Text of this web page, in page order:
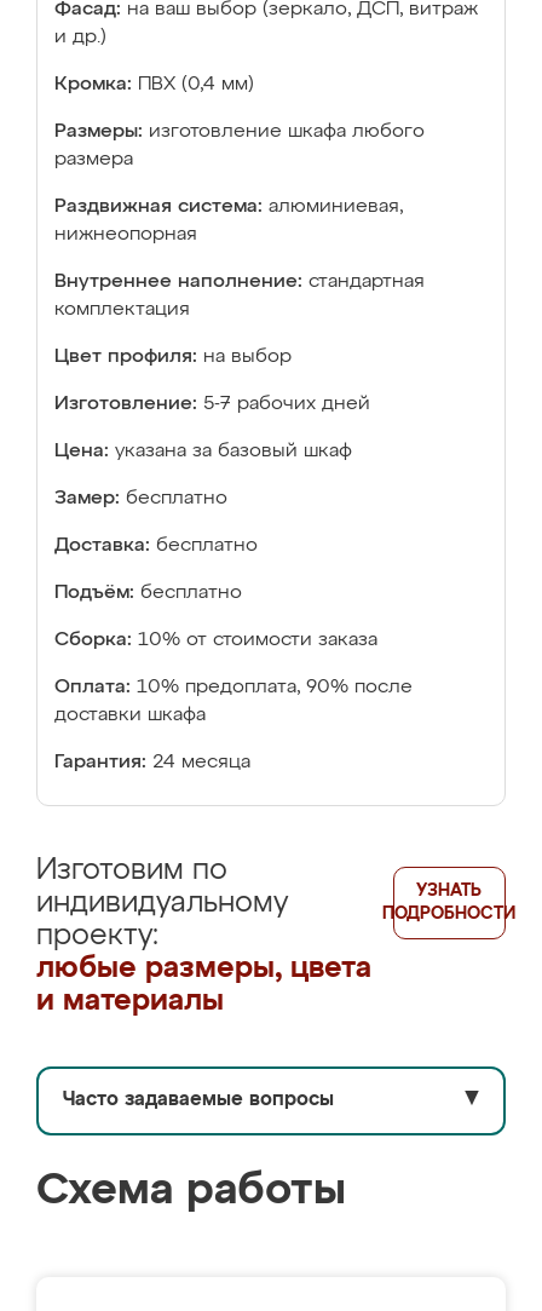
Фасад: на ваш выбор (зеркало, ДСП, витраж
и др.)
Кромка: ПВХ (0,4 мм)
Размеры: изготовление шкафа любого
размера
Раздвижная система: алюминиевая,
нижнеопорная
Внутреннее наполнение: стандартная
комплектация
Цвет профиля: на выбор
Изготовление: 5-7 рабочих дней
Цена: указана за базовый шкаф
Замер: бесплатно
Доставка: бесплатно
Подъём: бесплатно
Сборка: 10% от стоимости заказа
Оплата: 10% предоплата, 90% после
доставки шкафа
Гарантия: 24 месяца
Изготовим по
индивидуальному
проекту:
любые размеры, цвета
и материалы
УЗНАТЬ
ПОДРОБНОСТИ
Часто задаваемые вопросы ▼
Схема работы